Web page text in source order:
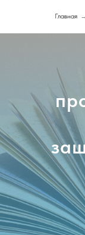
Главная